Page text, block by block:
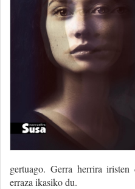
gertuago. Gerra herrira iristen
erraza ikasiko du.